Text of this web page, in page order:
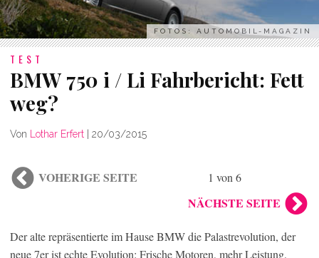
FOTOS: AUTOMOBIL-MAGAZIN
TEST
BMW 750 i / Li Fahrbericht: Fett
weg?
Von Lothar Erfert 20/03/2015
VOHERIGE SEITE 1 von 6
NÄCHSTE SEITE
Der alte repräsentierte im Hause BMW die Palastrevolution, der
neue 7er ist echte Evolution: Frische Motoren, mehr Leistung,